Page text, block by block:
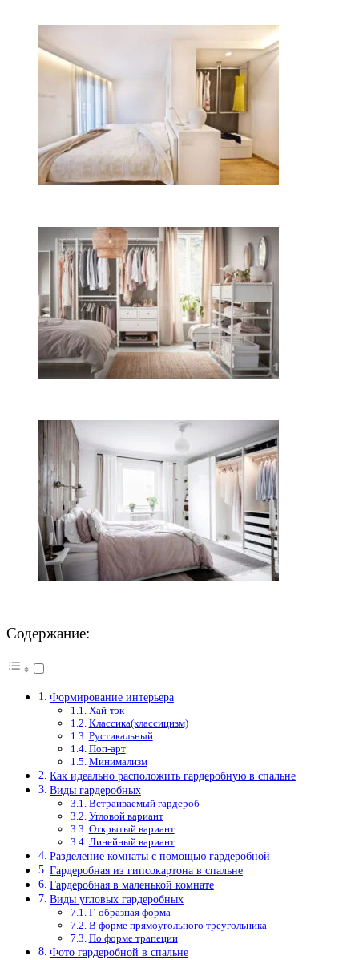
Содержание:
Формирование интерьера
Хай-тэк
Классика(классицизм)
Рустикальный
Поп-арт
Минимализм
Как идеально расположить гардеробную в спальне
Виды гардеробных
Встраиваемый гардероб
Угловой вариант
Открытый вариант
Линейный вариант
Разделение комнаты с помощью гардеробной
Гардеробная из гипсокартона в спальне
Гардеробная в маленькой комнате
Виды угловых гардеробных
Г-образная форма
В форме прямоугольного треугольника
По форме трапеции
Фото гардеробной в спальне